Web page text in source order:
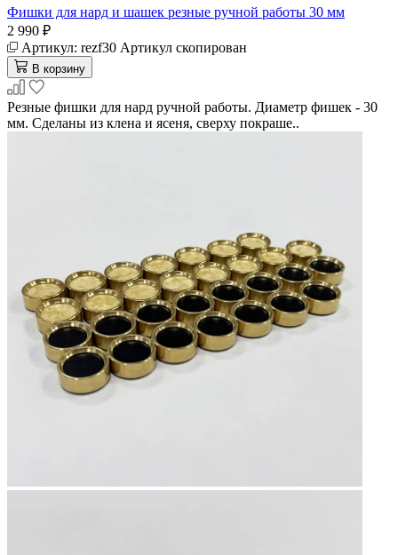
Фишки для нард и шашек резные ручной работы 30 мм
2 990 ₽
Артикул: rezf30 Артикул скопирован
В корзину
Резные фишки для нард ручной работы. Диаметр фишек - 30
мм. Сделаны из клена и ясеня, сверху покраше..